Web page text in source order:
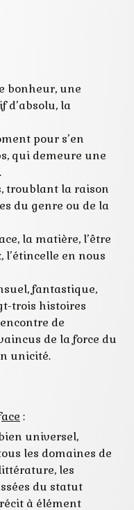
bonheur, une
d’absolu, la
pour s’en
qui demeure une
troublant la raison
du genre ou de la
la matière, l’être
l’étincelle en nous
fantastique,
trois histoires
de
de la force du
unicité.
:
universel,
les domaines de
les
du statut
à élément